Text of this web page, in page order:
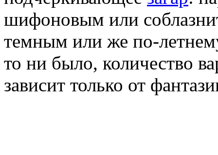
шифоновым или
темным или же по-
то ни было, количество
зависит только от